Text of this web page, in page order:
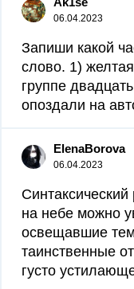
06.04.2023
Запиши какой
слово. 1)
группе
опоздали на
ElenaBorova
06.04.2023
на небе можно
освещавшие
таинственные
густо